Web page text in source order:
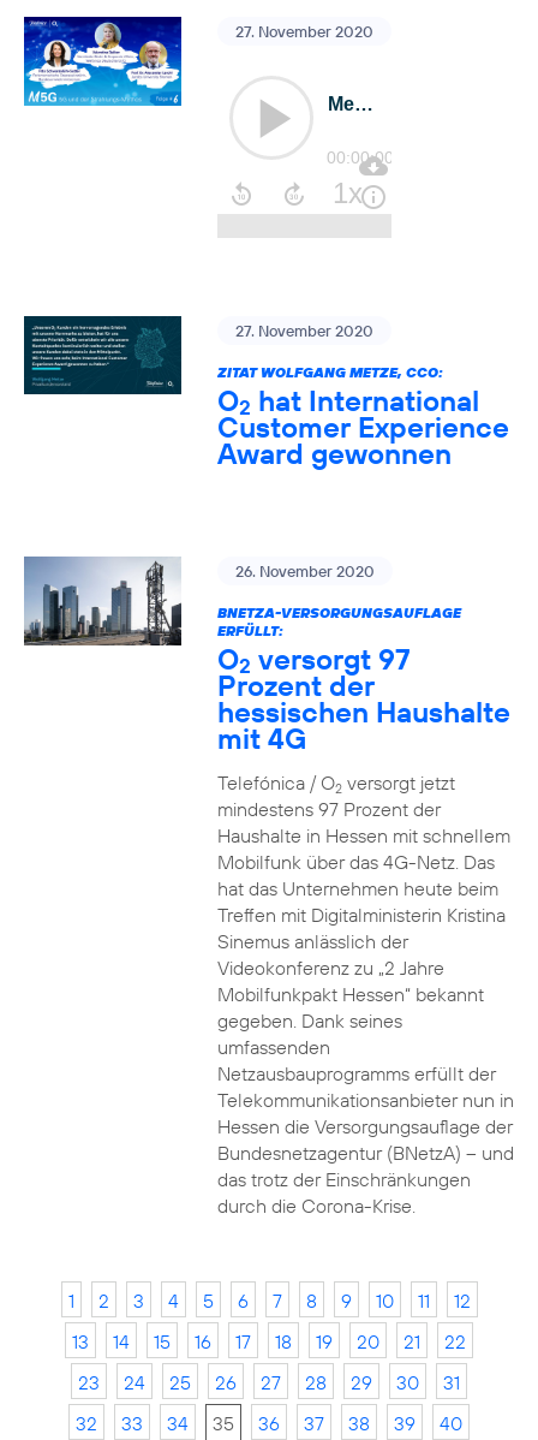
27. November 2020
27. November 2020
ZITAT WOLFGANG METZE, CCO:
O2 hat International
Customer Experience
Award gewonnen
26. November 2020
BNETZA-VERSORGUNGSAUFLAGE
ERFÜLLT:
O2 versorgt 97
Prozent der
hessischen Haushalte
mit 4G
Telefónica / O2versorgt jetzt
mindestens 97 Prozent der
Haushalte in Hessen mit schnellem
Mobilfunk über das 4G-Netz. Das
hat das Unternehmen heute beim
Treffen mit Digitalministerin Kristina
Sinemus anlässlich der
Videokonferenz zu „2 Jahre
Mobilfunkpakt Hessen“ bekannt
gegeben. Dank seines
umfassenden
Netzausbauprogramms erfüllt der
Telekommunikationsanbieter nun in
Hessen die Versorgungsauflage der
Bundesnetzagentur (BNetzA) – und
das trotz der Einschränkungen
durch die Corona-Krise.
1 2 3 4 5 6 7 8 9 10 11
12
13
14 15 16 17 18 19 20 21
22
23
24 25 26 27 28 29 30
31
32
33 34 35 36 37 38 39
40